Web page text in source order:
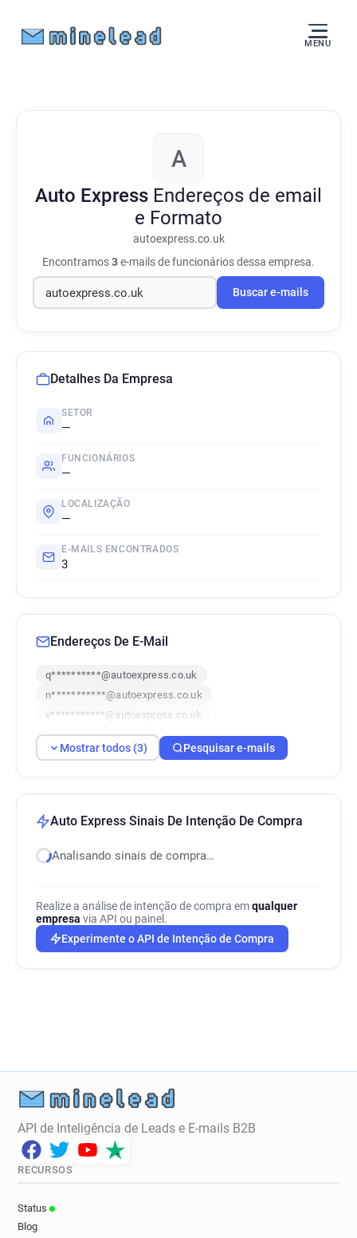
MENU
A
Auto Express Endereços de email
e Formato
autoexpress.co.uk
Encontramos3e-mails de funcionários dessa empresa.
Buscar e-mails
Detalhes Da Empresa
SETOR
—
FUNCIONÁRIOS
—
LOCALIZAÇÃO
—
E-MAILS ENCONTRADOS
3
Endereços De E-Mail
q**********@autoexpress.co.uk
n***********@autoexpress.co.uk
x***********@autoexpress.co.uk
Mostrar todos (3) Pesquisar e-mails
Auto Express Sinais De Intenção De Compra
Analisando sinais de compra…
Realize a análise de intenção de compra emqualquer
empresa via API ou painel.
Experimente o API de Intenção de Compra
API de Inteligência de Leads e E-mails B2B
RECURSOS
Status
Blog